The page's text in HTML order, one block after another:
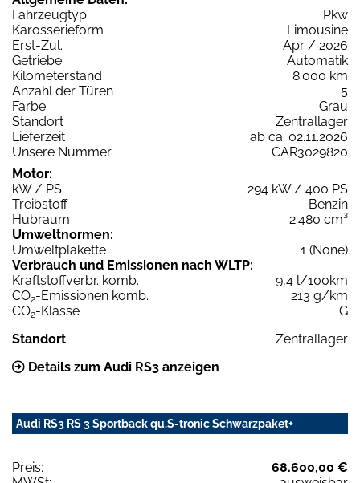
Fahrzeugtyp
Pkw
Karosserieform
Limousine
Erst-Zul.
Apr / 2026
Getriebe
Automatik
Kilometerstand
8.000 km
Anzahl der Türen
5
Farbe
Grau
Standort
Zentrallager
Lieferzeit
ab ca. 02.11.2026
Unsere Nummer
CAR3029820
Motor:
kW / PS
294 kW / 400 PS
Treibstoff
Benzin
Hubraum
2.480 cm³
Umweltnormen:
Umweltplakette
1 (None)
Verbrauch und Emissionen nach WLTP:
Kraftstoffverbr. komb.
9,4 l/100km
CO2-Emissionen komb.
213 g/km
CO2-Klasse
G
Standort
Zentrallager
Details zum Audi RS3 anzeigen
Audi RS3 RS 3 Sportback qu.S-tronic Schwarzpaket+
Preis:
68.600,00 €